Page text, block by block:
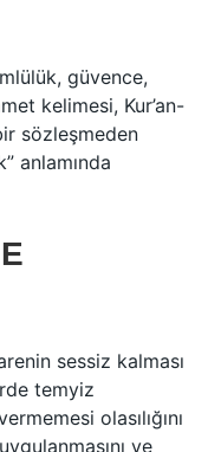
güvence,
kelimesi, Kur’an-
sözleşmeden
anlamında
sessiz kalması
temyiz
olasılığını
ve